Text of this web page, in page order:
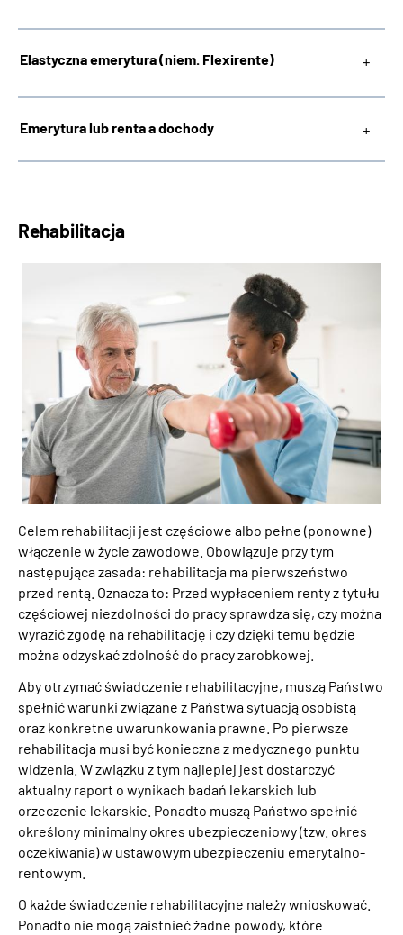
Elastyczna emerytura (niem. Flexirente)
Emerytura lub renta a dochody
Rehabilitacja
Celem rehabilitacji jest częściowe albo pełne (ponowne)
włączenie w życie zawodowe. Obowiązuje przy tym
następująca zasada: rehabilitacja ma pierwszeństwo
przed rentą. Oznacza to: Przed wypłaceniem renty z tytułu
częściowej niezdolności do pracy sprawdza się, czy można
wyrazić zgodę na rehabilitację i czy dzięki temu będzie
można odzyskać zdolność do pracy zarobkowej.
Aby otrzymać świadczenie rehabilitacyjne, muszą Państwo
spełnić warunki związane z Państwa sytuacją osobistą
oraz konkretne uwarunkowania prawne. Po pierwsze
rehabilitacja musi być konieczna z medycznego punktu
widzenia. W związku z tym najlepiej jest dostarczyć
aktualny raport o wynikach badań lekarskich lub
orzeczenie lekarskie. Ponadto muszą Państwo spełnić
określony minimalny okres ubezpieczeniowy (tzw. okres
oczekiwania) w ustawowym ubezpieczeniu emerytalno-
rentowym.
O każde świadczenie rehabilitacyjne należy wnioskować.
Ponadto nie mogą zaistnieć żadne powody, które